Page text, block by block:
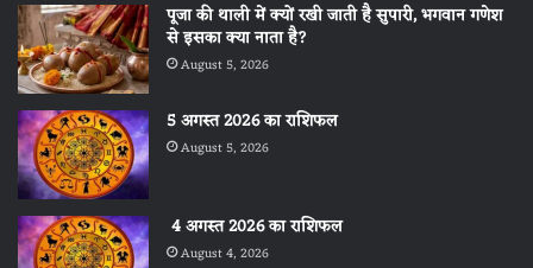
पूजा की थाली में क्यों रखी जाती है सुपारी, भगवान गणेश
से इसका क्या नाता है?
August 5, 2026
5 अगस्त 2026 का राशिफल
August 5, 2026
4 अगस्त 2026 का राशिफल
August 4, 2026